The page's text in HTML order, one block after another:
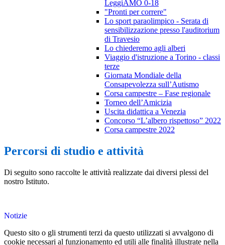
LeggiAMO 0-18
"Pronti per correre"
Lo sport paraolimpico - Serata di
sensibilizzazione presso l'auditorium
di Travesio
Lo chiederemo agli alberi
Viaggio d'istruzione a Torino - classi
terze
Giornata Mondiale della
Consapevolezza sull’Autismo
Corsa campestre – Fase regionale
Torneo dell’Amicizia
Uscita didattica a Venezia
Concorso “L’albero rispettoso” 2022
Corsa campestre 2022
Percorsi di studio e attività
Di seguito sono raccolte le attività realizzate dai diversi plessi del
nostro Istituto.
Notizie
Questo sito o gli strumenti terzi da questo utilizzati si avvalgono di
cookie necessari al funzionamento ed utili alle finalità illustrate nella